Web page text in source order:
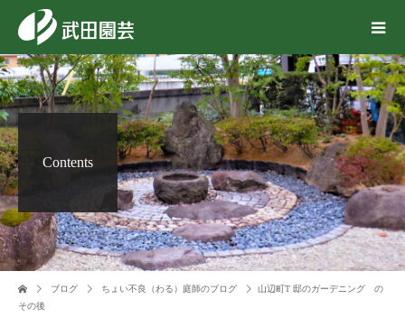
Contents
ブログ ちょい不良（わる）庭師のブログ
山辺町T 邸のガーデニング の
その後